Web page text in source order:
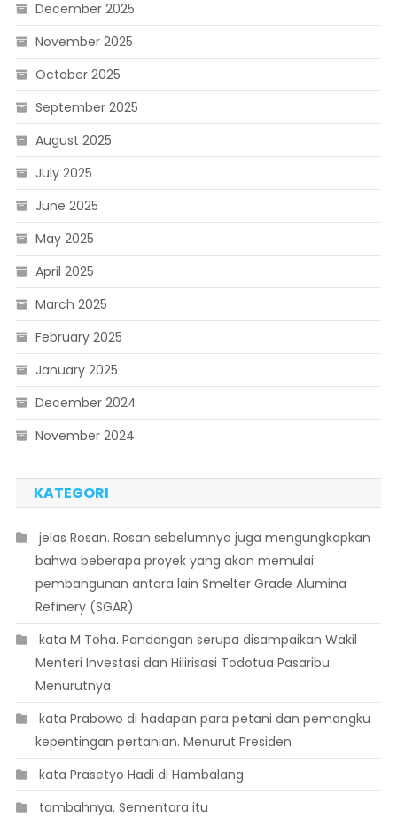
December 2025
November 2025
October 2025
September 2025
August 2025
July 2025
June 2025
May 2025
April 2025
March 2025
February 2025
January 2025
December 2024
November 2024
KATEGORI
 jelas Rosan. Rosan sebelumnya juga mengungkapkan
bahwa beberapa proyek yang akan memulai
pembangunan antara lain Smelter Grade Alumina
Refinery (SGAR)
 kata M Toha. Pandangan serupa disampaikan Wakil
Menteri Investasi dan Hilirisasi Todotua Pasaribu.
Menurutnya
 kata Prabowo di hadapan para petani dan pemangku
kepentingan pertanian. Menurut Presiden
 kata Prasetyo Hadi di Hambalang
 tambahnya. Sementara itu